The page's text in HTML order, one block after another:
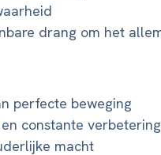
drang om het
perfecte beweging
constante verbetering
macht